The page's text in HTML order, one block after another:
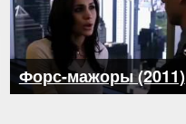
Форс-мажоры (2011)